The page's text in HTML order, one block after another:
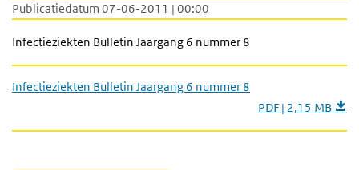
Publicatiedatum 07-06-2011 | 00:00
Infectieziekten Bulletin Jaargang 6 nummer 8
Infectieziekten Bulletin Jaargang 6 nummer 8
PDF | 2,15 MB